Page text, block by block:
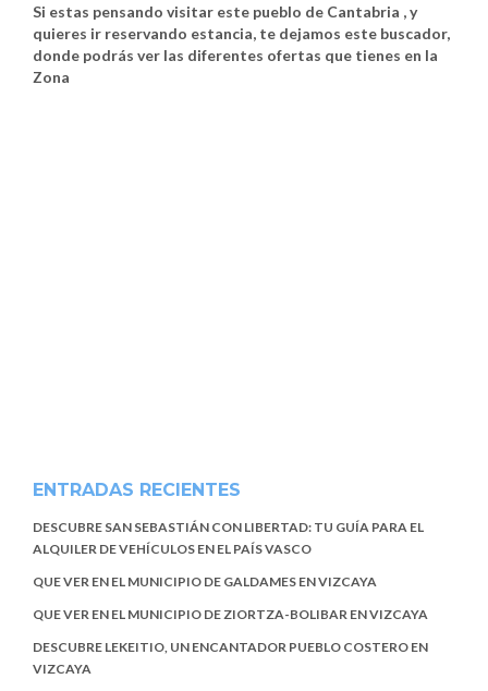
Si estas pensando visitar este pueblo de Cantabria , y
quieres ir reservando estancia, te dejamos este buscador,
donde podrás ver las diferentes ofertas que tienes en la
Zona
ENTRADAS RECIENTES
DESCUBRE SAN SEBASTIÁN CON LIBERTAD: TU GUÍA PARA EL
ALQUILER DE VEHÍCULOS EN EL PAÍS VASCO
QUE VER EN EL MUNICIPIO DE GALDAMES EN VIZCAYA
QUE VER EN EL MUNICIPIO DE ZIORTZA-BOLIBAR EN VIZCAYA
DESCUBRE LEKEITIO, UN ENCANTADOR PUEBLO COSTERO EN
VIZCAYA